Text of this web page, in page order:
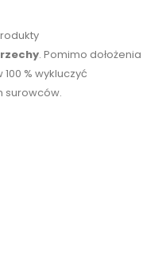
. Pomimo dołożenia
% wykluczyć
surowców.